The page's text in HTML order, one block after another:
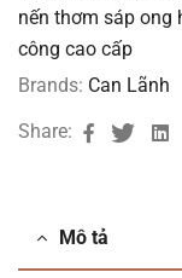
nến thơm sáp ong
công cao cấp
Brands: Can Lãnh
Share:
Facebook
Mô tả